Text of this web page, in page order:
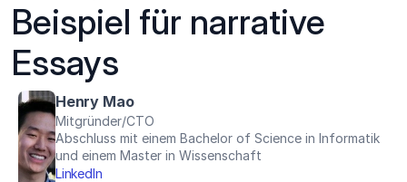
Beispiel für narrative
Essays
Henry Mao
Mitgründer/CTO
Abschluss mit einem Bachelor of Science in Informatik
und einem Master in Wissenschaft
LinkedIn